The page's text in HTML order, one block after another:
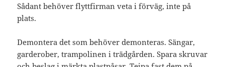
Sådant behöver flyttfirman veta i förväg, inte på
plats.
Demontera det som behöver demonteras. Sängar,
garderober, trampolinen i trädgården. Spara skruvar